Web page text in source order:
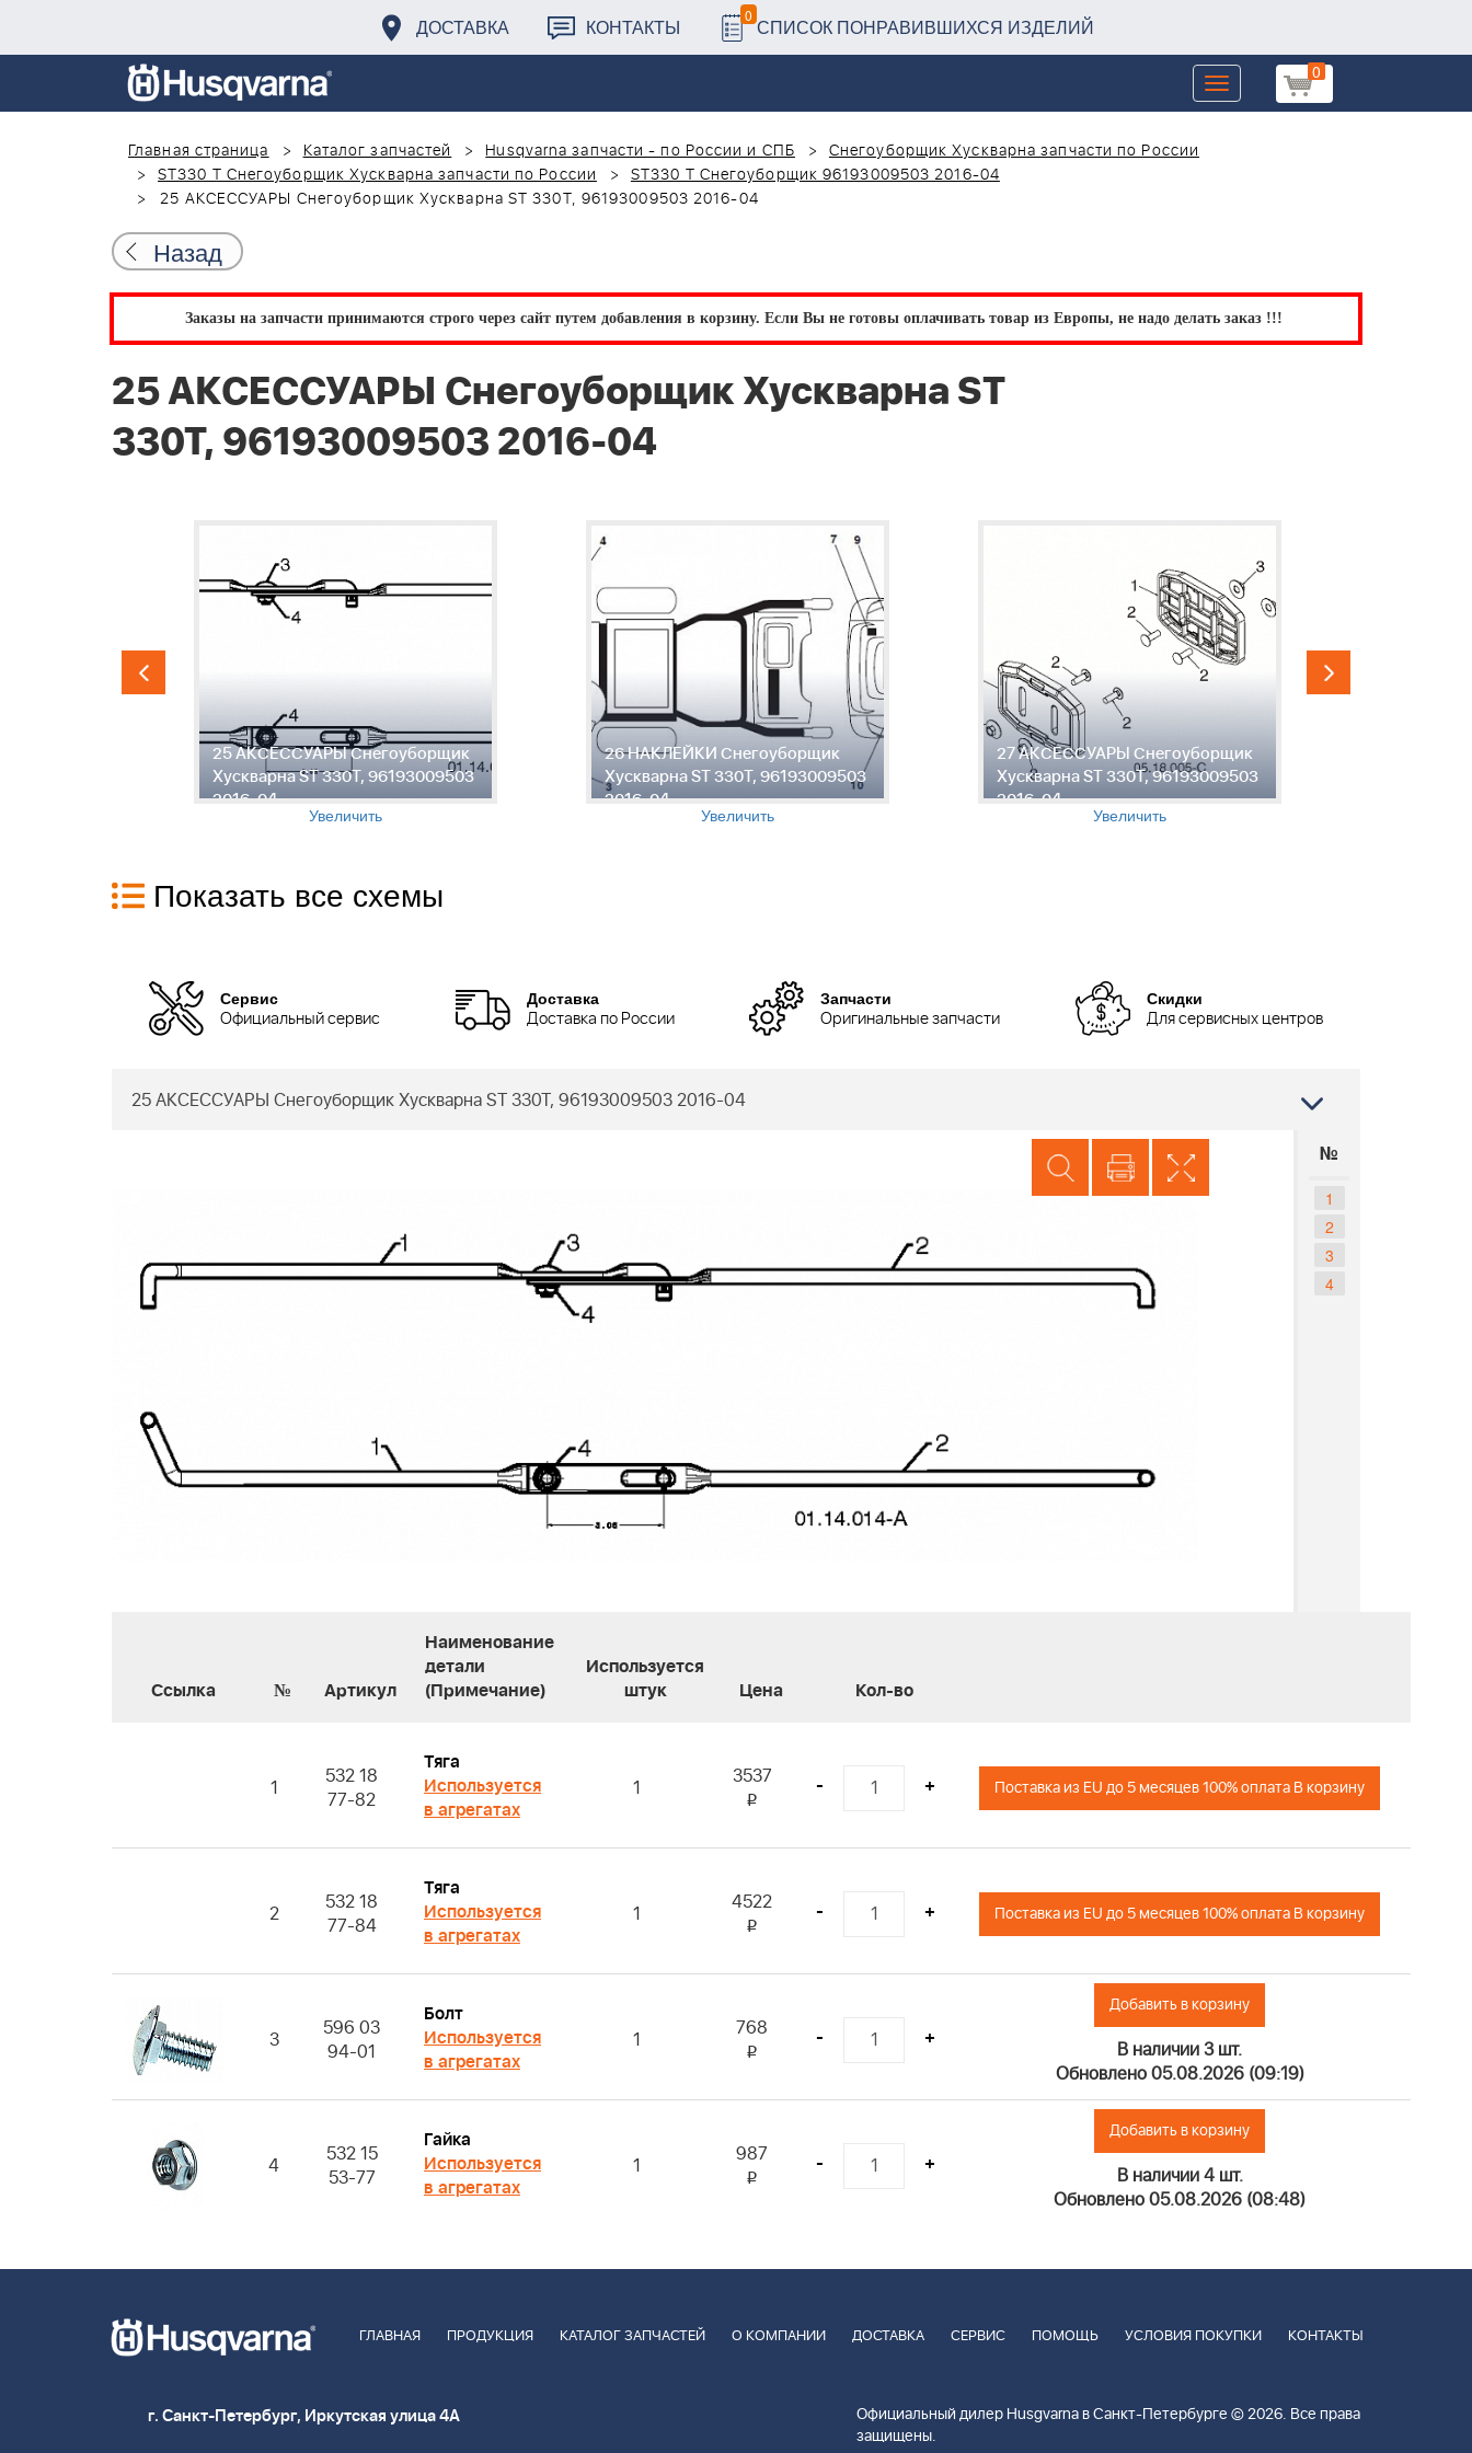
ДОСТАВКА КОНТАКТЫ 0 СПИСОК ПОНРАВИВШИХСЯ ИЗДЕЛИЙ
0
Toggle
navigation
Главная страница
Каталог запчастей Husqvarna запчасти - по России и СПБ
Снегоуборщик Хускварна запчасти по России
ST330 T Снегоуборщик Хускварна запчасти по России
ST330 T Снегоуборщик 96193009503 2016-04
25 АКСЕССУАРЫ Снегоуборщик Хускварна ST 330T, 96193009503 2016-04
Назад
Заказы на запчасти принимаются строго через сайт путем добавления в корзину. Если Вы не готовы оплачивать товар из Европы, не надо делать заказ !!!
25 АКСЕССУАРЫ Снегоуборщик Хускварна ST
330T, 96193009503 2016-04
25 АКСЕССУАРЫ Снегоуборщик
Хускварна ST 330T, 96193009503
2016-04
Увеличить
26 НАКЛЕЙКИ Снегоуборщик
Хускварна ST 330T, 96193009503
2016-04
Увеличить
27 АКСЕССУАРЫ Снегоуборщик
Хускварна ST 330T, 96193009503
2016-04
Увеличить
Показать все схемы
Сервис
Официальный сервис
Доставка
Доставка по России
Запчасти
Оригинальные запчасти
Скидки
Для сервисных центров
25 АКСЕССУАРЫ Снегоуборщик Хускварна ST 330T, 96193009503 2016-04
№
1
2
3
4
Ссылка № Артикул
Наименование
детали
(Примечание)
Используется
штук
Цена Кол-во
1
532 18
77-82
Тяга
Используется
в агрегатах
1 3537
i
- + Поставка из EU до 5 месяцев 100% оплата В корзину
2
532 18
77-84
Тяга
Используется
в агрегатах
1 4522
i
- + Поставка из EU до 5 месяцев 100% оплата В корзину
3
596 03
94-01
Болт
Используется
в агрегатах
1 768
i
- +
Добавить в корзину
В наличии 3 шт.
Обновлено 05.08.2026 (09:19)
4
532 15
53-77
Гайка
Используется
в агрегатах
1 987
i
- +
Добавить в корзину
В наличии 4 шт.
Обновлено 05.08.2026 (08:48)
ГЛАВНАЯ ПРОДУКЦИЯ КАТАЛОГ ЗАПЧАСТЕЙ О КОМПАНИИ ДОСТАВКА СЕРВИС ПОМОЩЬ УСЛОВИЯ ПОКУПКИ КОНТАКТЫ
г. Санкт-Петербург, Иркутская улица 4А
Официальный дилер Husgvarna в Санкт-Петербурге © 2026. Все права
защищены.